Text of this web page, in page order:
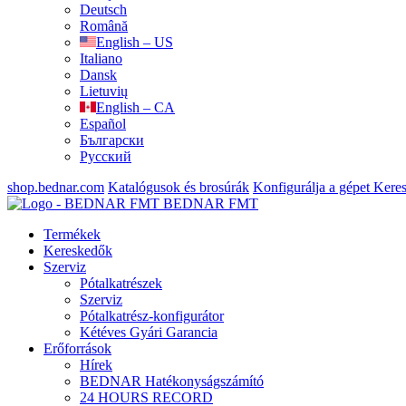
Deutsch
Română
English – US
Italiano
Dansk
Lietuvių
English – CA
Español
Български
Русский
shop.bednar.com Katalógusok és brosúrák Konfigurálja a gépet
BEDNAR FMT
Termékek
Kereskedők
Szerviz
Pótalkatrészek
Szerviz
Pótalkatrész-konfigurátor
Kétéves Gyári Garancia
Erőforrások
Hírek
BEDNAR Hatékonyságszámító
24 HOURS RECORD